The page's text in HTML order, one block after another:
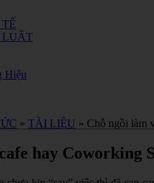
LUẬT
Hiệu
» TÀI LIỆU » Chỗ ngồi làm
hay Coworking